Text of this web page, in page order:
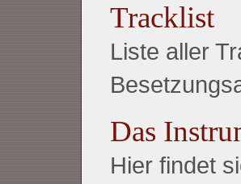
Tracklist
Liste aller
Das
Hier findet